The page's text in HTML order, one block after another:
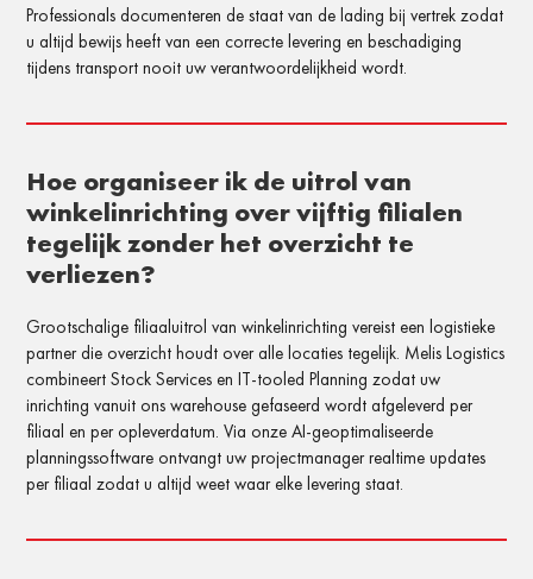
Professionals documenteren de staat van de lading bij vertrek zodat
u altijd bewijs heeft van een correcte levering en beschadiging
tijdens transport nooit uw verantwoordelijkheid wordt.
Hoe organiseer ik de uitrol van
winkelinrichting over vijftig filialen
tegelijk zonder het overzicht te
verliezen?
Grootschalige filiaaluitrol van winkelinrichting vereist een logistieke
partner die overzicht houdt over alle locaties tegelijk. Melis Logistics
combineert Stock Services en IT-tooled Planning zodat uw
inrichting vanuit ons warehouse gefaseerd wordt afgeleverd per
filiaal en per opleverdatum. Via onze AI-geoptimaliseerde
planningssoftware ontvangt uw projectmanager realtime updates
per filiaal zodat u altijd weet waar elke levering staat.